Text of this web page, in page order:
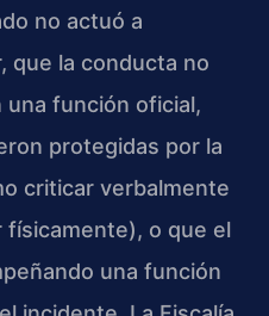
no actuó a
que la conducta no
función oficial,
protegidas por la
criticar verbalmente
o que el
una función